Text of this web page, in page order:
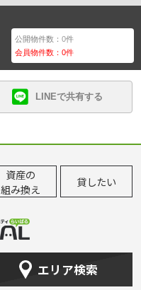
公開物件数：0件
会員物件数：0件
LINEで共有する
資産の
組み換え
貸したい
エリア検索